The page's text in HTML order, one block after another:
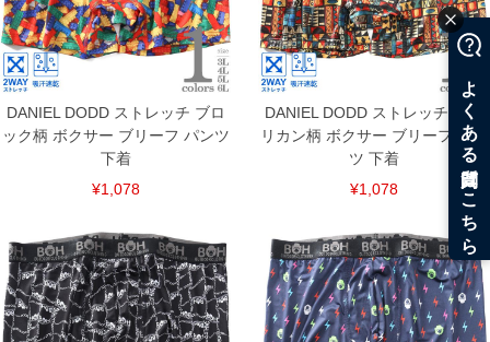
DANIEL DODD ストレッチ ブロ
ック柄 ボクサー ブリーフ パンツ
下着
¥1,078
DANIEL DODD ストレッチ アフ
リカン柄 ボクサー ブリーフ パン
ツ 下着
¥1,078